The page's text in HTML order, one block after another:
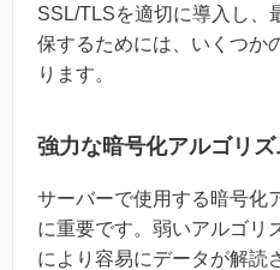
SSL/TLSを適切に導入し、
保するためには、いくつか
ります。
強力な暗号化アルゴリ
サーバーで使用する暗号化
に重要です。弱いアルゴリ
により容易にデータが解読